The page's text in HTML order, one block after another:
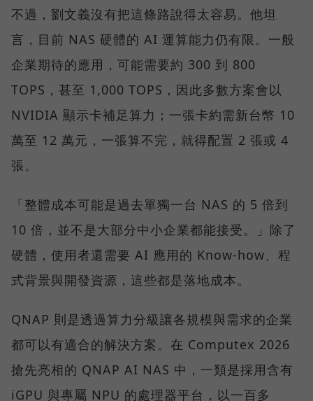
不過，劉文義沒有把這條路說得太容易。他坦
言，目前 NAS 硬體的 AI 運算能力仍有限。一般
企業期待的應用，可能需要約 300 到 800
TOPS，甚至 1,000 TOPS，因此多數方案會以
NVIDIA 顯示卡補足算力；一張卡約需新台幣 10
萬至 12 萬元，一張算不完，就得配置 2 張或 4
張。
「整體成本可能是過去單獨一台 NAS 的 5 倍到
10 倍，並不是大部分中小企業都能接受。」除了
硬體，使用者還需要 AI 應用的 Know-how、程
式背景與開發資源，這些都是落地成本。
QNAP 則是透過算力分級讓各規模與需求的企業
都可以有適合的解決方案。在 Computex 2026
搶先亮相的 QNAP AI NAS 中，一類是採用含有
iGPU 與專屬 NPU 的處理器平台，以一百多